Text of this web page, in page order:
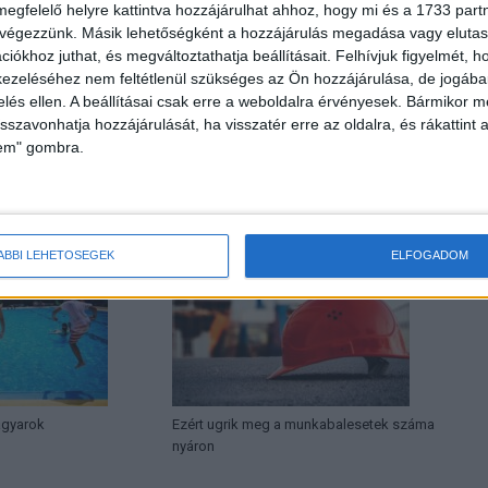
helyre kattintva hozzájárulhat ahhoz, hogy mi és a 1733
Másik lehetőségként a hozzájárulás megadása vagy
juthat, és megváltoztathatja beállításait. Felhívjuk figyelmét,
nem feltétlenül szükséges az Ön hozzájárulása, de
ellen. A beállításai csak erre a weboldalra érvényesek. Bármikor
hozzájárulását, ha visszatér erre az oldalra, és rákattint
gombra.
LEHETŐSÉGEK ELFOGADOM
Következő cikk
Így birkózunk meg a távmunkával
Ezért ugrik meg a munkabalesetek száma
nyáron